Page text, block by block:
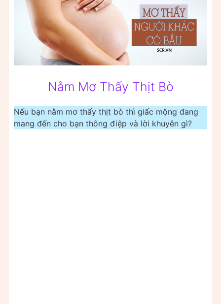
Nằm Mơ Thấy Thịt Bò
Nếu bạn nằm mơ thấy thịt bò thì giấc mộng đang
mang đến cho bạn thông điệp và lời khuyên gì?